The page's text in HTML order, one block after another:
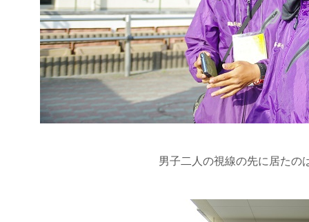
男子二人の視線の先に居たの